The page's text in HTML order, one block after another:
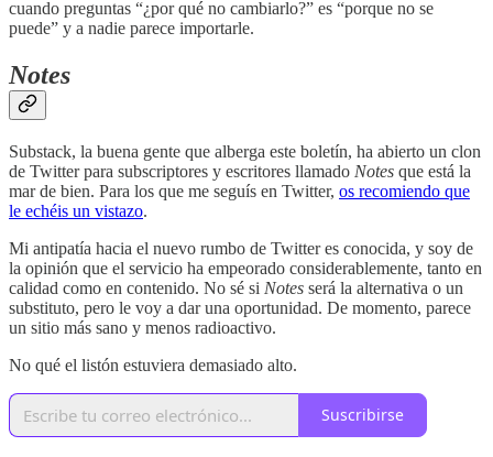
cuando preguntas “¿por qué no cambiarlo?” es “porque no se
puede” y a nadie parece importarle.
Notes
Substack, la buena gente que alberga este boletín, ha abierto un clon
de Twitter para subscriptores y escritores llamado Notes que está la
mar de bien. Para los que me seguís en Twitter, os recomiendo que
le echéis un vistazo.
Mi antipatía hacia el nuevo rumbo de Twitter es conocida, y soy de
la opinión que el servicio ha empeorado considerablemente, tanto en
calidad como en contenido. No sé si Notes será la alternativa o un
substituto, pero le voy a dar una oportunidad. De momento, parece
un sitio más sano y menos radioactivo.
No qué el listón estuviera demasiado alto.
Suscribirse